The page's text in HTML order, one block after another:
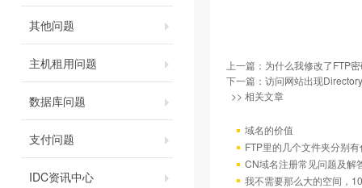
其他问题
主机租用问题
数据库问题
支付问题
IDC资讯中心
上一篇： 为什么我修改了FTP
下一篇： 访问网站出现
>> 相关文章
域名的价值
FTP里的几个文件夹分别
CN域名注册常见问题及解
我不需要那么大的空间，